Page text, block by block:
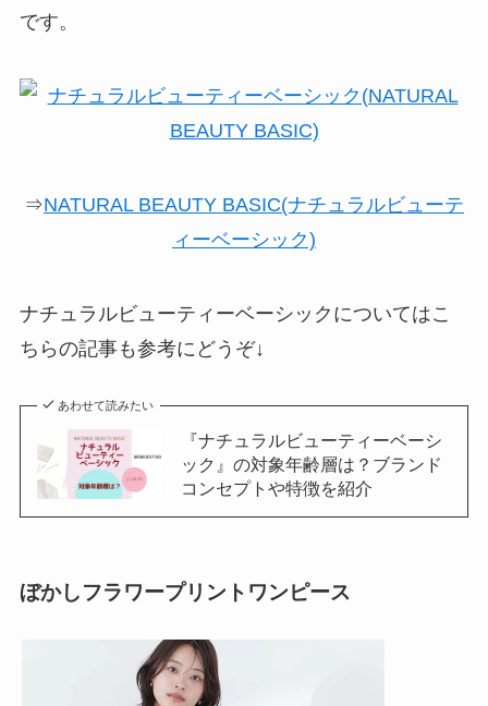
です。
⇒NATURAL BEAUTY BASIC(ナチュラルビューテ
ィーベーシック)
ナチュラルビューティーベーシックについてはこ
ちらの記事も参考にどうぞ↓
あわせて読みたい
『ナチュラルビューティーベーシ
ック』の対象年齢層は？ブランド
コンセプトや特徴を紹介
ぼかしフラワープリントワンピース